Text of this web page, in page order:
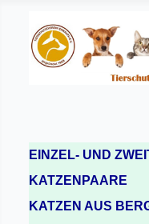
EINZEL- UND
KATZENPAARE
KATZEN AUS